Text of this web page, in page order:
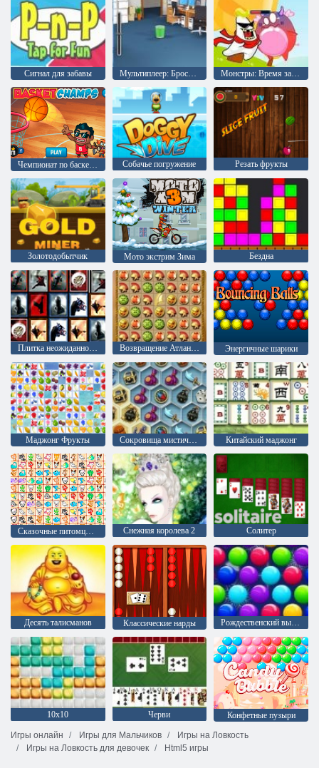
Сигнал для забавы Мультиплеер: Бросок бумагой
Чемпионат по баскетболу Собачье погружение Резать фрукты
Золотодобытчик Мото экстрим Зима Бездна
Возвращение Атлантиды Энергичные шарики
Маджонг Фрукты Сокровища мистического моря Китайский маджонг
Сказочные питомцы связь Снежная королева 2 Солитер
Десять талисманов Классические нарды Рождественский выпуск: Забавные пузыри
10х10 Черви
Конфетные пузыри
Игры онлайн
Игры для Мальчиков
Игры на Ловкость
Игры на Ловкость для девочек
Html5 игры